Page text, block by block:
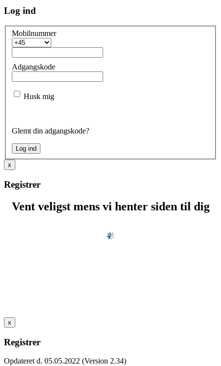
Log ind
Mobilnummer
Adgangskode
Husk mig
Glemt din adgangskode?
x
Registrer
Vent veligst mens vi henter siden til dig
x
Registrer
Opdateret d. 05.05.2022 (Version 2.34)